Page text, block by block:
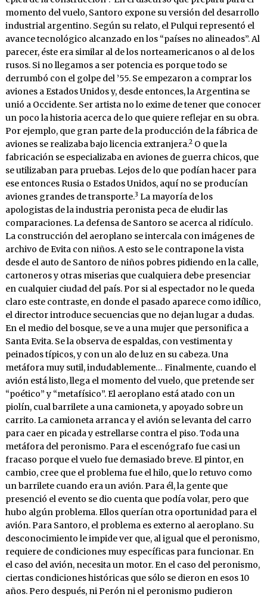
momento del vuelo, Santoro expone su versión del desarrollo
industrial argentino. Según su relato, el Pulqui representó el
avance tecnológico alcanzado en los “países no alineados”. Al
parecer, éste era similar al de los norteamericanos o al de los
rusos. Si no llegamos a ser potencia es porque todo se
derrumbó con el golpe del ’55. Se empezaron a comprar los
aviones a Estados Unidos y, desde entonces, la Argentina se
unió a Occidente. Ser artista no lo exime de tener que conocer
un poco la historia acerca de lo que quiere reflejar en su obra.
Por ejemplo, que gran parte de la producción de la fábrica de
aviones se realizaba bajo licencia extranjera.2O que la
fabricación se especializaba en aviones de guerra chicos, que
se utilizaban para pruebas. Lejos de lo que podían hacer para
ese entonces Rusia o Estados Unidos, aquí no se producían
aviones grandes de transporte.3 La mayoría de los
apologistas de la industria peronista peca de eludir las
comparaciones. La defensa de Santoro se acerca al ridículo.
La construcción del aeroplano se intercala con imágenes de
archivo de Evita con niños. A esto se le contrapone la vista
desde el auto de Santoro de niños pobres pidiendo en la calle,
cartoneros y otras miserias que cualquiera debe presenciar
en cualquier ciudad del país. Por si al espectador no le queda
claro este contraste, en donde el pasado aparece como idílico,
el director introduce secuencias que no dejan lugar a dudas.
En el medio del bosque, se ve a una mujer que personifica a
Santa Evita. Se la observa de espaldas, con vestimenta y
peinados típicos, y con un alo de luz en su cabeza. Una
metáfora muy sutil, indudablemente… Finalmente, cuando el
avión está listo, llega el momento del vuelo, que pretende ser
“poético” y “metafísico”. El aeroplano está atado con un
piolín, cual barrilete a una camioneta, y apoyado sobre un
carrito. La camioneta arranca y el avión se levanta del carro
para caer en picada y estrellarse contra el piso. Toda una
metáfora del peronismo. Para el escenógrafo fue casi un
fracaso porque el vuelo fue demasiado breve. El pintor, en
cambio, cree que el problema fue el hilo, que lo retuvo como
un barrilete cuando era un avión. Para él, la gente que
presenció el evento se dio cuenta que podía volar, pero que
hubo algún problema. Ellos querían otra oportunidad para el
avión. Para Santoro, el problema es externo al aeroplano. Su
desconocimiento le impide ver que, al igual que el peronismo,
requiere de condiciones muy específicas para funcionar. En
el caso del avión, necesita un motor. En el caso del peronismo,
ciertas condiciones históricas que sólo se dieron en esos 10
años. Pero después, ni Perón ni el peronismo pudieron